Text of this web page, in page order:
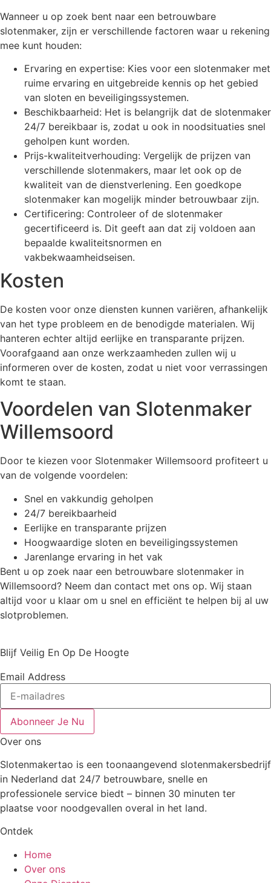
Wanneer u op zoek bent naar een betrouwbare
slotenmaker, zijn er verschillende factoren waar u rekening
mee kunt houden:
Ervaring en expertise: Kies voor een slotenmaker met
ruime ervaring en uitgebreide kennis op het gebied
van sloten en beveiligingssystemen.
Beschikbaarheid: Het is belangrijk dat de slotenmaker
24/7 bereikbaar is, zodat u ook in noodsituaties snel
geholpen kunt worden.
Prijs-kwaliteitverhouding: Vergelijk de prijzen van
verschillende slotenmakers, maar let ook op de
kwaliteit van de dienstverlening. Een goedkope
slotenmaker kan mogelijk minder betrouwbaar zijn.
Certificering: Controleer of de slotenmaker
gecertificeerd is. Dit geeft aan dat zij voldoen aan
bepaalde kwaliteitsnormen en
vakbekwaamheidseisen.
Kosten
De kosten voor onze diensten kunnen variëren, afhankelijk
van het type probleem en de benodigde materialen. Wij
hanteren echter altijd eerlijke en transparante prijzen.
Voorafgaand aan onze werkzaamheden zullen wij u
informeren over de kosten, zodat u niet voor verrassingen
komt te staan.
Voordelen van Slotenmaker
Willemsoord
Door te kiezen voor Slotenmaker Willemsoord profiteert u
van de volgende voordelen:
Snel en vakkundig geholpen
24/7 bereikbaarheid
Eerlijke en transparante prijzen
Hoogwaardige sloten en beveiligingssystemen
Jarenlange ervaring in het vak
Bent u op zoek naar een betrouwbare slotenmaker in
Willemsoord? Neem dan contact met ons op. Wij staan
altijd voor u klaar om u snel en efficiënt te helpen bij al uw
slotproblemen.
Blijf Veilig En Op De Hoogte
Email Address
Abonneer Je Nu
Over ons
Slotenmakertao is een toonaangevend slotenmakersbedrijf
in Nederland dat 24/7 betrouwbare, snelle en
professionele service biedt – binnen 30 minuten ter
plaatse voor noodgevallen overal in het land.
Ontdek
Home
Over ons